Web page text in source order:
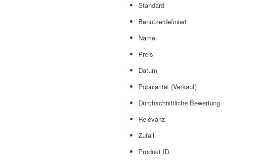
Standard
Benutzerdefiniert
Name
Preis
Datum
Popularität (Verkauf)
Durchschnittliche Bewertung
Relevanz
Zufall
Produkt ID